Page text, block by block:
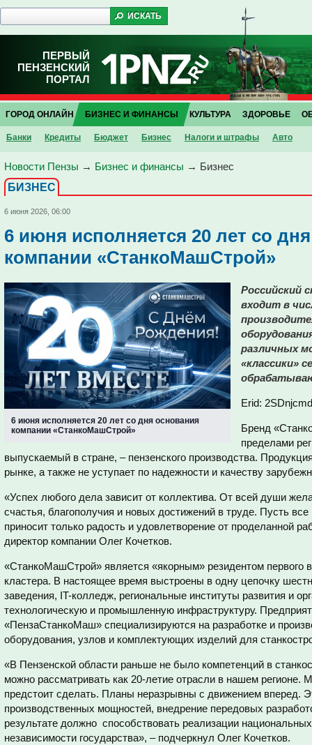
ПЕРВЫЙ
ПЕНЗЕНСКИЙ
ПОРТАЛ
ГОРОД ОНЛАЙН БИЗНЕС И ФИНАНСЫ
Банки Кредиты Бюджет Бизнес Налоги и штрафы Авто
КУЛЬТУРА ЗДОРОВЬЕ
Новости Пензы → Бизнес и финансы → Бизнес
БИЗНЕС
6 июня 2026, 06:00
6 июня исполняется 20 лет со
компании «СтанкоМашСтрой»
6 июня исполняется 20 лет со дня основания
компании «СтанкоМашСтрой»
Российский
входит в
различных
«классики»
Erid:
Бренд
пределами
выпускаемый в стране, – пензенского производства.
рынке, а также не уступает по надежности и качеству
«Успех любого дела зависит от коллектива. От всей души
счастья, благополучия и новых достижений в труде. Пусть
приносит только радость и удовлетворение от проделанной
директор компании Олег Кочетков.
«СтанкоМашСтрой» является «якорным» резидентом первого в
кластера. В настоящее время выстроены в одну цепочку
заведения, IT-колледж, региональные институты развития и
технологическую и промышленную инфраструктуру.
«ПензаСтанкоМаш» специализируются на разработке и
оборудования, узлов и комплектующих изделий для
«В Пензенской области раньше не было компетенций в
можно рассматривать как 20-летие отрасли в нашем регионе.
предстоит сделать. Планы неразрывны с движением вперед.
производственных мощностей, внедрение передовых
результате должно способствовать реализации
независимости государства», – подчеркнул Олег Кочетков.